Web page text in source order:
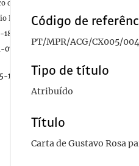
da Costa Gomes
Literário ao Marechal, Francisco da
07-25/1981-07-25
10-31/1975-10-31
Código de
PT/MPR/ACG/CX005/
Tipo de título
Atribuído
Título
Carta de Gustavo Rosa